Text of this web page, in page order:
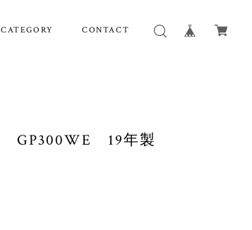
CATEGORY CONTACT
GP300WE 19年製